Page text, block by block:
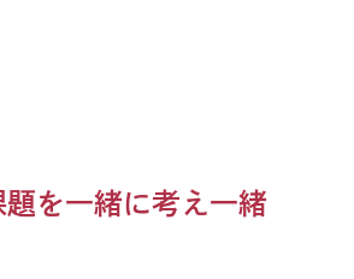
を一緒に考え一緒